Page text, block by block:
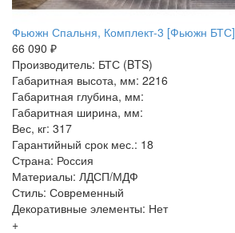
Фьюжн Спальня, Комплект-3 [Фьюжн БТС]
66 090 ₽
Производитель: БТС (BTS)
Габаритная высота, мм: 2216
Габаритная глубина, мм:
Габаритная ширина, мм:
Вес, кг: 317
Гарантийный срок мес.: 18
Страна: Россия
Материалы: ЛДСП/МДФ
Стиль: Современный
Декоративные элементы: Нет
+